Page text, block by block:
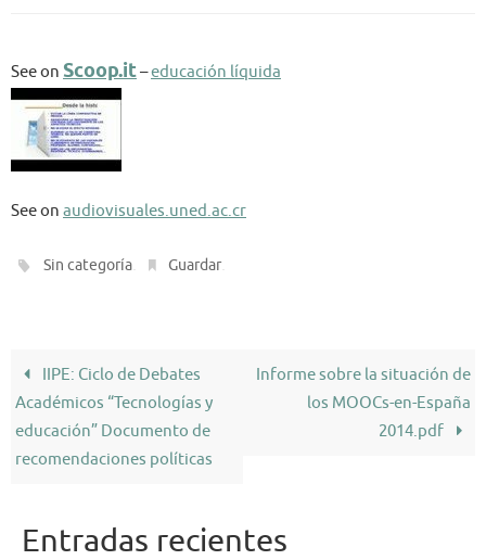
See on Scoop.it–educación líquida
See on audiovisuales.uned.ac.cr
Sin categoría Guardar
IIPE: Ciclo de Debates
Académicos “Tecnologías y
educación” Documento de
recomendaciones políticas
Informe sobre la situación de
los MOOCs-en-España
2014.pdf
Entradas recientes